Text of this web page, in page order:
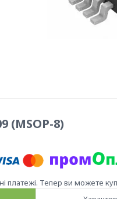
(MSOP-8)
платежі. Тепер ви можете